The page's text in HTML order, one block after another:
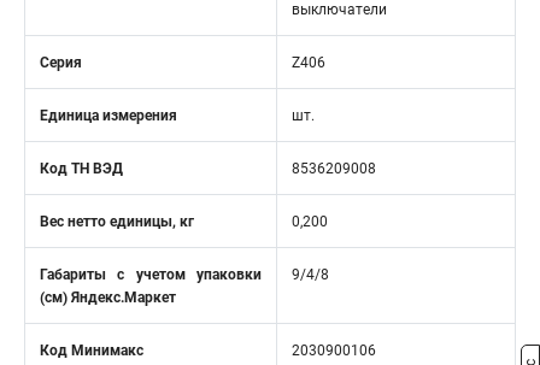
выключатели
Серия Z406
Единица измерения шт.
Код ТН ВЭД 8536209008
Вес нетто единицы, кг 0,200
Габариты с учетом упаковки
(см) Яндекс.Маркет
9/4/8
Код Минимакс 2030900106